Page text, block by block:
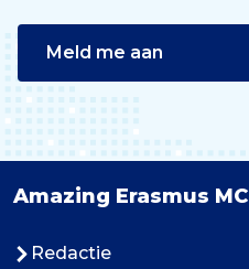
Meld me aan
Amazing Erasmus MC
Redactie